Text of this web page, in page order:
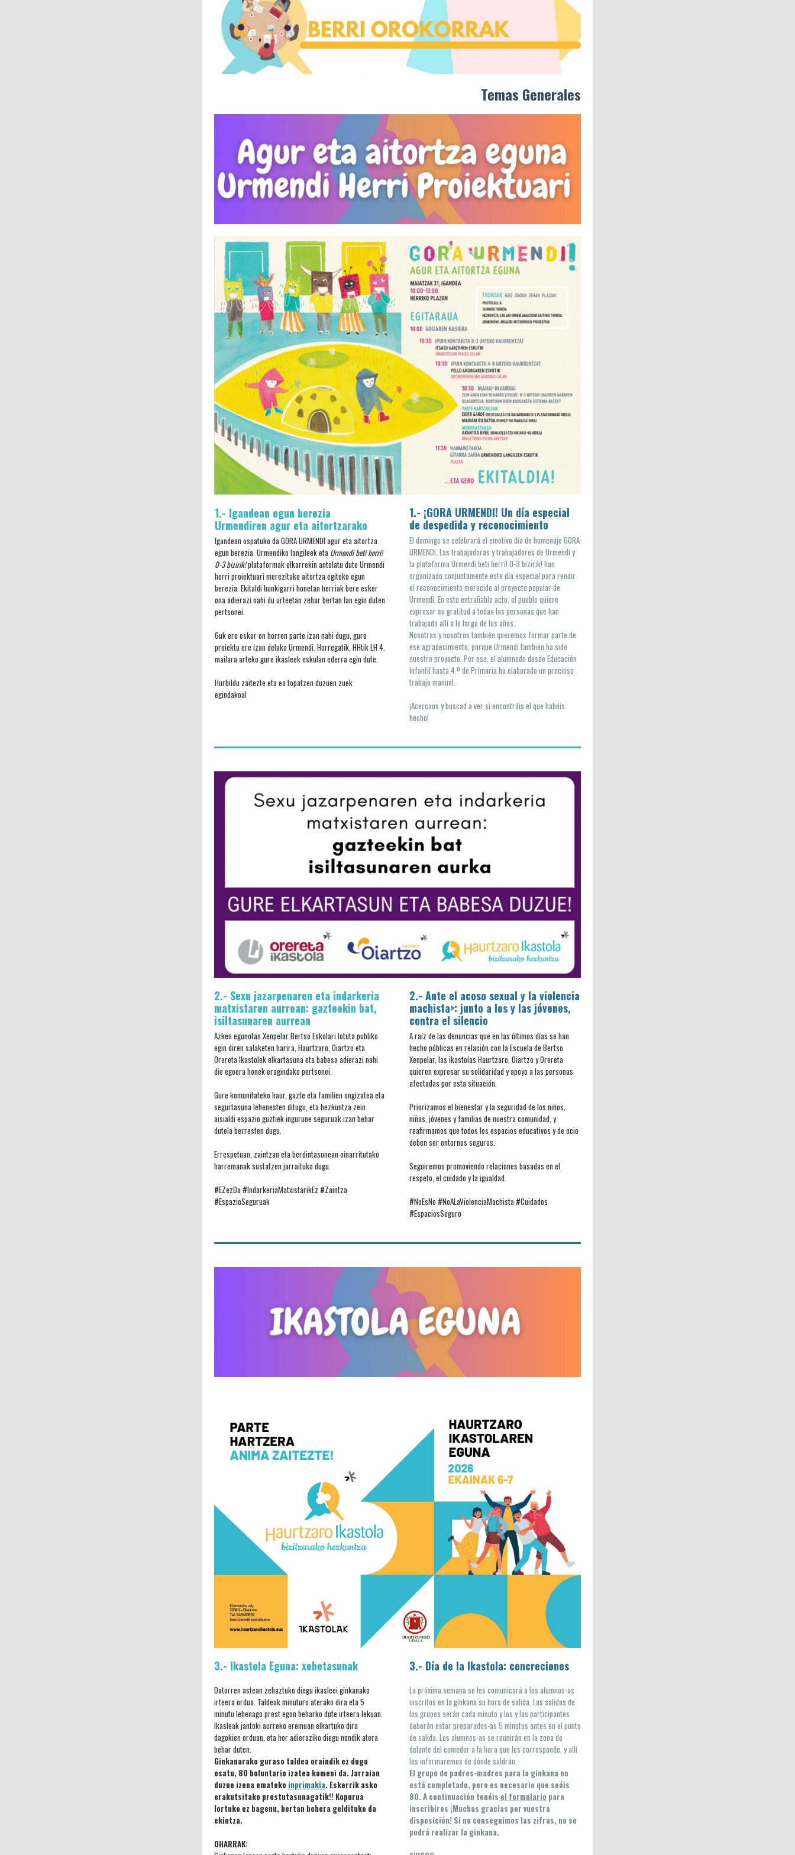
Temas Generales
1.- Igandean egun berezia
Urmendiren agur eta aitortzarako
Igandean ospatuko da GORA URMENDI agur eta aitortza
egun berezia. Urmendiko langileek eta Urmendi beti herri!
0-3 bizirik!plataformak elkarrekin antolatu dute Urmendi
herri proiektuari merezitako aitortza egiteko egun
berezia. Ekitaldi hunkigarri honetan herriak bere esker
ona adierazi nahi du urteetan zehar bertan lan egin duten
pertsonei.
Guk ere esker on horren parte izan nahi dugu, gure
proiektu ere izan delako Urmendi. Horregatik, HHtik LH 4.
mailara arteko gure ikasleek eskulan ederra egin dute.
Hurbildu zaitezte eta ea topatzen duzuen zuek
egindakoa!
1.- ¡GORA URMENDI! Un día especial
de despedida y reconocimiento
El domingo se celebrará el emotivo día de homenaje GORA
URMENDI. Las trabajadoras y trabajadores de Urmendi y
la plataforma Urmendi beti herri! 0-3 bizirik! han
organizado conjuntamente este día especial para rendir
el reconocimiento merecido al proyecto popular de
Urmendi. En este entrañable acto, el pueblo quiere
expresar su gratitud a todas las personas que han
trabajado allí a lo largo de los años.
Nosotras y nosotros también queremos formar parte de
ese agradecimiento, porque Urmendi también ha sido
nuestro proyecto. Por eso, el alumnado desde Educación
Infantil hasta 4.º de Primaria ha elaborado un precioso
trabajo manual.
¡Acercaos y buscad a ver si encontráis el que habéis
hecho!
2.- Sexu jazarpenaren eta indarkeria
matxistaren aurrean: gazteekin bat,
isiltasunaren aurrean
Azken egunotan Xenpelar Bertso Eskolari lotuta publiko
egin diren salaketen harira, Haurtzaro, Oiartzo eta
Orereta Ikastolek elkartasuna eta babesa adierazi nahi
die egoera honek eragindako pertsonei.
Gure komunitateko haur, gazte eta familien ongizatea eta
segurtasuna lehenesten ditugu, eta hezkuntza zein
aisialdi espazio guztiek ingurune seguruak izan behar
dutela berresten dugu.
Errespetuan, zaintzan eta berdintasunean oinarritutako
harremanak sustatzen jarraituko dugu.
#EZezDa #IndarkeriaMatxistarikEz #Zaintza
#EspazioSeguruak
2.- Ante el acoso sexual y la violencia
machista>: junto a los y las jóvenes,
contra el silencio
A raíz de las denuncias que en las últimos días se han
hecho públicas en relación con la Escuela de Bertso
Xenpelar, las ikastolas Haurtzaro, Oiartzo y Orereta
quieren expresar su solidaridad y apoyo a las personas
afectadas por esta situación.
Priorizamos el bienestar y la seguridad de los niños,
niñas, jóvenes y familias de nuestra comunidad, y
reafirmamos que todos los espacios educativos y de ocio
deben ser entornos seguros.
Seguiremos promoviendo relaciones basadas en el
respeto, el cuidado y la igualdad.
#NoEsNo #NoALaViolenciaMachista #Cuidados
#EspaciosSeguro
3.- Ikastola Eguna: xehetasunak 3.- Día de la Ikastola: concreciones
Datorren astean zehaztuko diegu ikasleei ginkanako
irteera ordua. Taldeak minuturo aterako dira eta 5
minutu lehenago prest egon beharko dute irteera lekuan.
Ikasleak jantoki aurreko eremuan elkartuko dira
dagokien orduan, eta hor adieraziko diegu nondik atera
behar duten.
Ginkanarako guraso taldea oraindik ez dugu
osatu, 80 boluntario izatea komeni da. Jarraian
duzue izena emateko inprimakia. Eskerrik asko
erakutsitako prestutasunagatik!! Kopurua
lortuko ez bagenu, bertan behera geldituko da
ekintza.
OHARRAK:
La próxima semana se les comunicará a los alumnos-as
inscritos en la ginkana su hora de salida. Las salidas de
los grupos serán cada minuto y los y las participantes
deberán estar preparados-as 5 minutos antes en el punto
de salida. Los alumnos-as se reunirán en la zona de
delante del comedor a la hora que les corresponde, y allí
les informaremos de dónde saldrán.
El grupo de padres-madres para la ginkana no
está completado, pero es necesario que seáis
80. A continuación tenéis el formulario para
inscribiros ¡Muchas gracias por vuestra
disposición! Si no conseguimos las zifras, no se
podrá realizar la ginkana.